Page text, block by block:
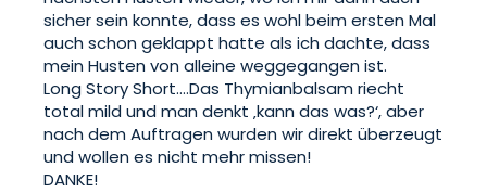
sicher sein konnte, dass es wohl beim ersten Mal
auch schon geklappt hatte als ich dachte, dass
mein Husten von alleine weggegangen ist.
Long Story Short….Das Thymianbalsam riecht
total mild und man denkt ‚kann das was?‘, aber
nach dem Auftragen wurden wir direkt überzeugt
und wollen es nicht mehr missen!
DANKE!